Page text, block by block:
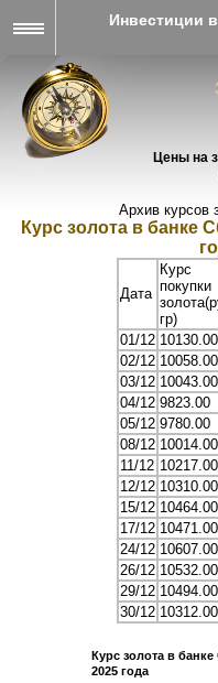
Инвестиции
Цены на
Архив курсов
Курс золота в банке
Дата
Курс
покупки
гр)
01/12 10130.00
02/12 10058.00
03/12 10043.00
04/12 9823.00
05/12 9780.00
08/12 10014.00
11/12 10217.00
12/12 10310.00
15/12 10464.00
17/12 10471.00
24/12 10607.00
26/12 10532.00
29/12 10494.00
30/12 10312.00
Курс золота в
2025 года